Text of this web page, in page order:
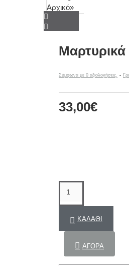
Σύμφωνα με 0 αξιολογήσεις. -
33,00€
ΚΑΛΆΘΙ
ΑΓΟΡΆ